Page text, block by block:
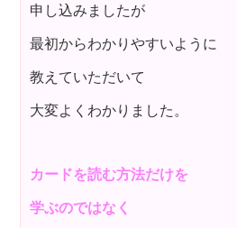
申し込みましたが
最初からわかりやすいように
教えていただいて
大変よくわかりました。
カードを読む方法だけを
学ぶのではなく